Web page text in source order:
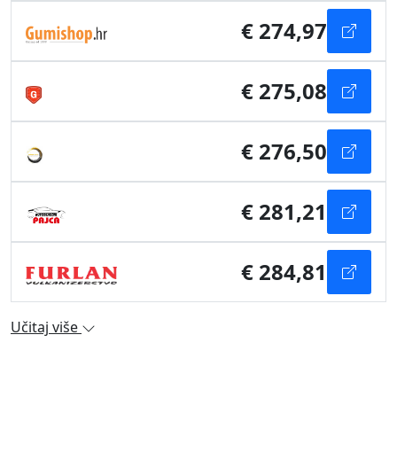
€ 274,97
€ 275,08
€ 276,50
€ 281,21
€ 284,81
Učitaj više